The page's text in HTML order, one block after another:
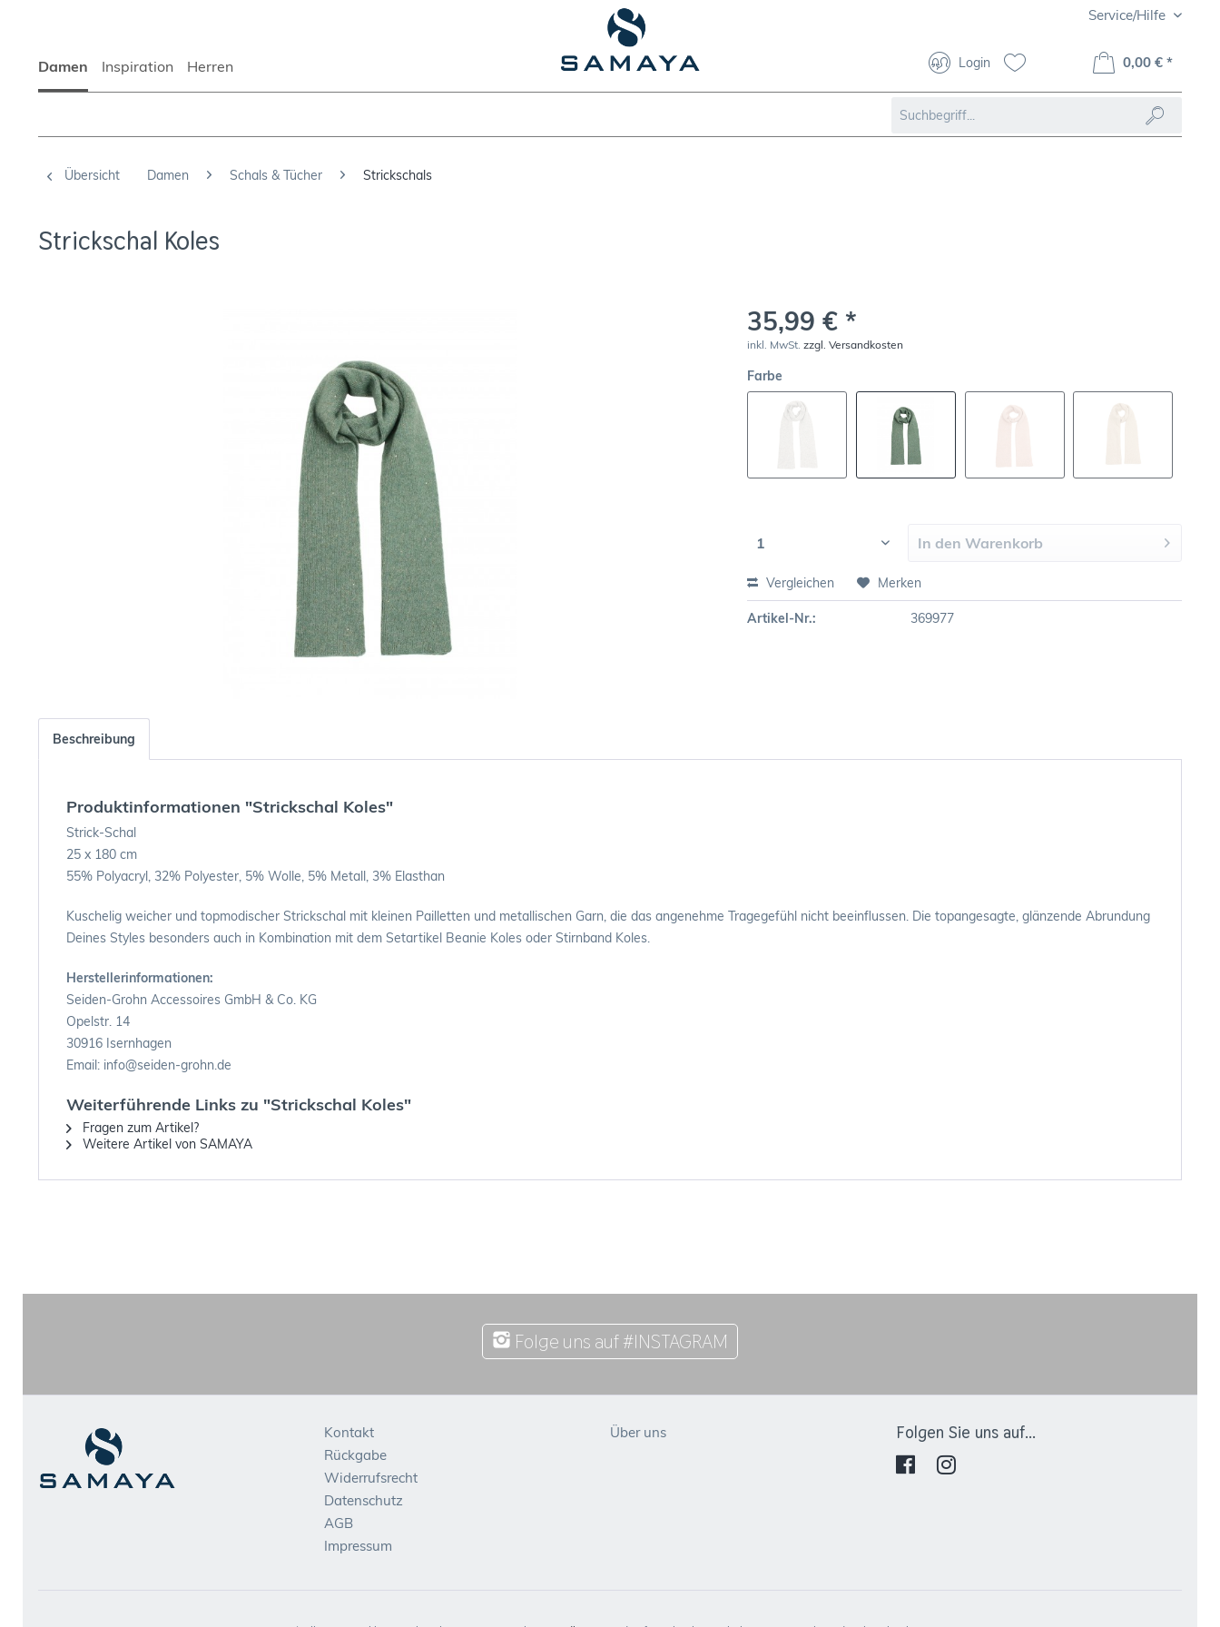
Service/Hilfe
Damen Inspiration Herren Login 0,00 € *
Übersicht Damen Schals & Tücher Strickschals
Strickschal Koles
35,99 € *
inkl. MwSt.zzgl. Versandkosten
Farbe
In den Warenkorb
Vergleichen Merken
Artikel-Nr.: 369977
Beschreibung
Produktinformationen "Strickschal Koles"
Strick-Schal
25 x 180 cm
55% Polyacryl, 32% Polyester, 5% Wolle, 5% Metall, 3% Elasthan
Kuschelig weicher und topmodischer Strickschal mit kleinen Pailletten und metallischen Garn, die das angenehme Tragegefühl nicht beeinflussen. Die topangesagte, glänzende Abrundung
Deines Styles besonders auch in Kombination mit dem Setartikel Beanie Koles oder Stirnband Koles.
Herstellerinformationen:
Seiden-Grohn Accessoires GmbH & Co. KG
Opelstr. 14
30916 Isernhagen
Email: info@seiden-grohn.de
Weiterführende Links zu "Strickschal Koles"
Fragen zum Artikel?
Weitere Artikel von SAMAYA
Folge uns auf #INSTAGRAM
Kontakt
Rückgabe
Widerrufsrecht
Datenschutz
AGB
Impressum
Über uns Folgen Sie uns auf...